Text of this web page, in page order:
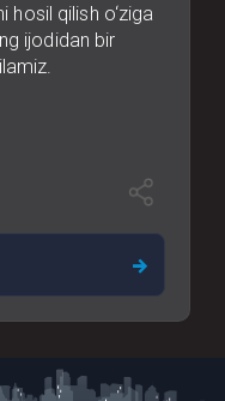
hosil qilish o‘ziga
ijodidan bir